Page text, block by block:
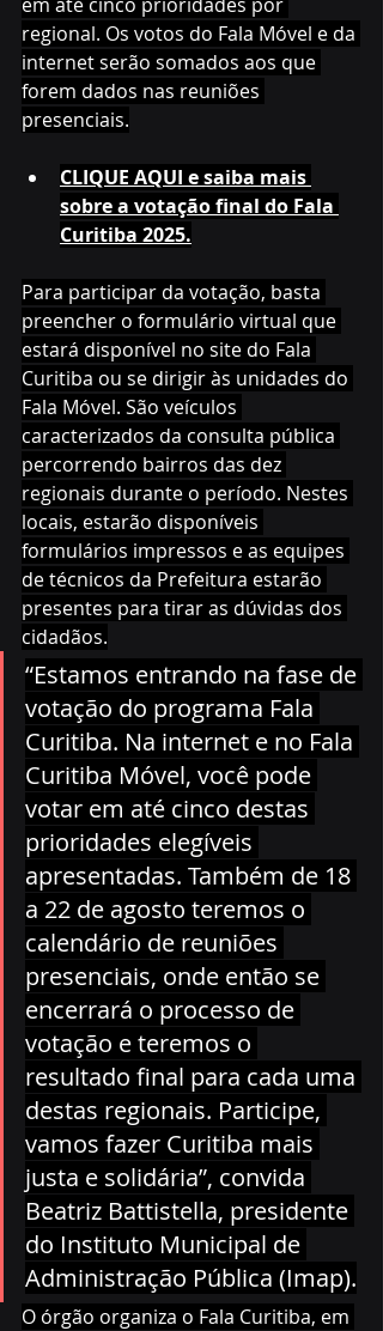
regional. Os votos do Fala Móvel e da
internet serão somados aos que
forem dados nas reuniões
presenciais.
CLIQUE AQUI e saiba mais
sobre a votação final do Fala
Curitiba 2025.
Para participar da votação, basta
preencher o formulário virtual que
estará disponível no site do Fala
Curitiba ou se dirigir às unidades do
Fala Móvel. São veículos
caracterizados da consulta pública
percorrendo bairros das dez
regionais durante o período. Nestes
locais, estarão disponíveis
formulários impressos e as equipes
de técnicos da Prefeitura estarão
presentes para tirar as dúvidas dos
cidadãos.
“Estamos entrando na fase de
votação do programa Fala
Curitiba. Na internet e no Fala
Curitiba Móvel, você pode
votar em até cinco destas
prioridades elegíveis
apresentadas. Também de 18
a 22 de agosto teremos o
calendário de reuniões
presenciais, onde então se
encerrará o processo de
votação e teremos o
resultado final para cada uma
destas regionais. Participe,
vamos fazer Curitiba mais
justa e solidária”, convida
Beatriz Battistella, presidente
do Instituto Municipal de
Administração Pública (Imap).
O órgão organiza o Fala Curitiba, em